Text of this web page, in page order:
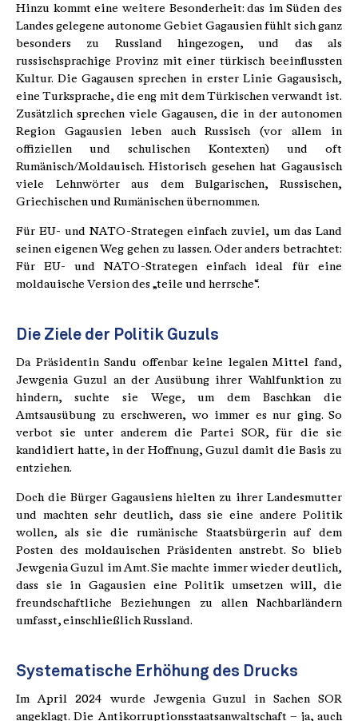
Hinzu kommt eine weitere Besonderheit: das im Süden des
Landes gelegene autonome Gebiet Gagausien fühlt sich ganz
besonders zu Russland hingezogen, und das als
russischsprachige Provinz mit einer türkisch beeinflussten
Kultur. Die Gagausen sprechen in erster Linie Gagausisch,
eine Turksprache, die eng mit dem Türkischen verwandt ist.
Zusätzlich sprechen viele Gagausen, die in der autonomen
Region Gagausien leben auch Russisch (vor allem in
offiziellen und schulischen Kontexten) und oft
Rumänisch/Moldauisch. Historisch gesehen hat Gagausisch
viele Lehnwörter aus dem Bulgarischen, Russischen,
Griechischen und Rumänischen übernommen.
Für EU- und NATO-Strategen einfach zuviel, um das Land
seinen eigenen Weg gehen zu lassen. Oder anders betrachtet:
Für EU- und NATO-Strategen einfach ideal für eine
moldauische Version des „teile und herrsche“.
Die Ziele der Politik Guzuls
Da Präsidentin Sandu offenbar keine legalen Mittel fand,
Jewgenia Guzul an der Ausübung ihrer Wahlfunktion zu
hindern, suchte sie Wege, um dem Baschkan die
Amtsausübung zu erschweren, wo immer es nur ging. So
verbot sie unter anderem die Partei SOR, für die sie
kandidiert hatte, in der Hoffnung, Guzul damit die Basis zu
entziehen.
Doch die Bürger Gagausiens hielten zu ihrer Landesmutter
und machten sehr deutlich, dass sie eine andere Politik
wollen, als sie die rumänische Staatsbürgerin auf dem
Posten des moldauischen Präsidenten anstrebt. So blieb
Jewgenia Guzul im Amt. Sie machte immer wieder deutlich,
dass sie in Gagausien eine Politik umsetzen will, die
freundschaftliche Beziehungen zu allen Nachbarländern
umfasst, einschließlich Russland.
Systematische Erhöhung des Drucks
Im April 2024 wurde Jewgenia Guzul in Sachen SOR
angeklagt. Die Antikorruptionsstaatsanwaltschaft – ja, auch